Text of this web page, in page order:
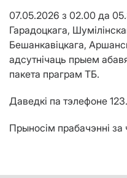
07.05.2026 з 02.00 да
Гарадоцкага,
Бешанкавіцкага,
адсутнічаць прыем
пакета праграм ТБ.
Даведкі па тэлефоне 123.
Прыносім прабачэнні за